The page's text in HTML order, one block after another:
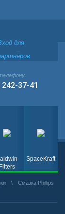
для
37-41
Filters
SpaceKraft
\
Смазка Phillips